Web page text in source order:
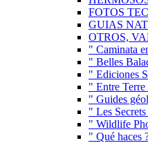
FOTOS
GUIAS
OTROS,
" Caminata
" Belles
" Ediciones
" Entre
" Guides
" Les
" Wildlife
" Qué haces